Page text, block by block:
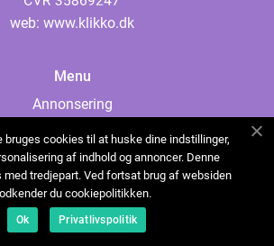
web: www.klikko.dk
Menu
Annonsering
Cookies
Kontakta oss
Sitemap
bruges cookies til at huske dine indstillinger,
af indhold og annoncer. Denne
med tredjepart. Ved fortsat brug af websiden
du cookiepolitikken.
Ok Privatlivspolitik